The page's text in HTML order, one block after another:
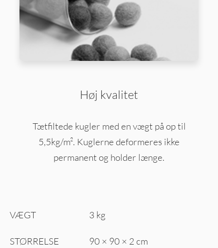
Høj kvalitet
Tætfiltede kugler med en vægt på op til
5,5kg/m². Kuglerne deformeres ikke
permanent og holder længe.
VÆGT 3 kg
STØRRELSE 90 × 90 × 2 cm